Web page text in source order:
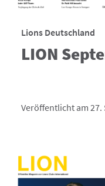
Lions Deutschland
LION
Veröffentlicht am 27.